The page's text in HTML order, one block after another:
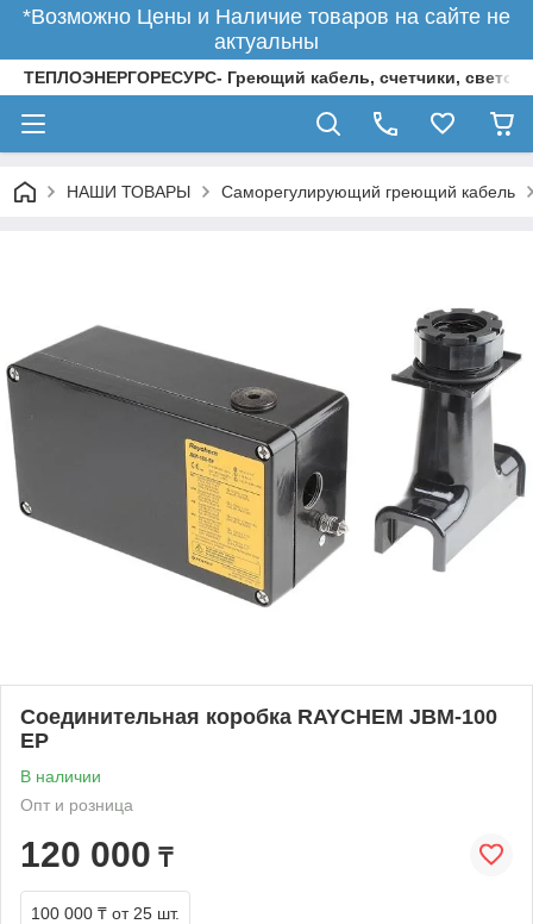
*Возможно Цены и Наличие товаров на сайте не
актуальны
ТЕПЛОЭНЕРГОРЕСУРС- Греющий кабель, счетчики,
НАШИ ТОВАРЫ Саморегулирующий греющий кабель
Соединительная коробка RAYCHEM JBM-100
EP
В наличии
Опт и розница
120 000 ₸
100 000 ₸ от 25 шт.